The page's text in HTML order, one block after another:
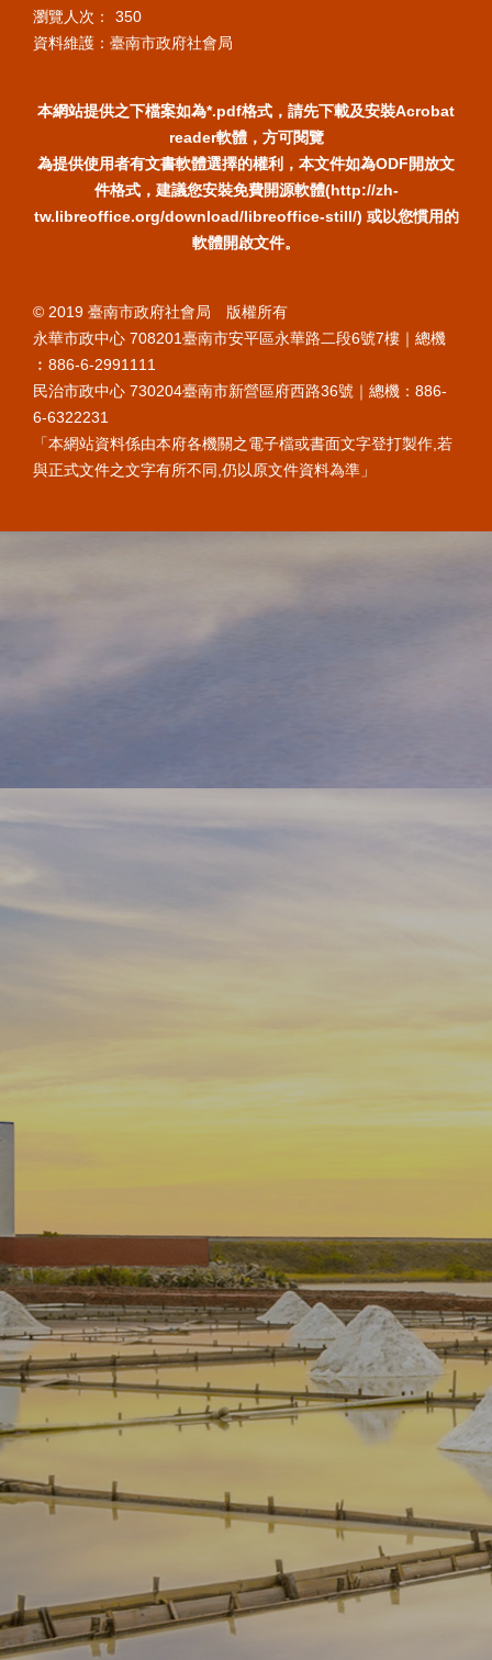
瀏覽人次：
350
資料維護：臺南市政府社會局
本網站提供之下檔案如為*.pdf格式，請先下載及安裝Acrobat
reader軟體，方可閱覽
為提供使用者有文書軟體選擇的權利，本文件如為ODF開放文
件格式，建議您安裝免費開源軟體(http://zh-
tw.libreoffice.org/download/libreoffice-still/) 或以您慣用的
軟體開啟文件。
© 2019 臺南市政府社會局 版權所有
永華市政中心 708201臺南市安平區永華路二段6號7樓｜總機
︰886-6-2991111
民治市政中心 730204臺南市新營區府西路36號｜總機：886-
6-6322231
「本網站資料係由本府各機關之電子檔或書面文字登打製作,若
與正式文件之文字有所不同,仍以原文件資料為準」